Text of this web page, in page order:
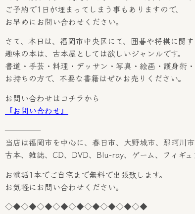
ご予約で1日が埋まってしまう事もありますので、
お早めにお問い合わせください。
さて、本日は、福岡市中央区にて、囲碁や将棋に関
趣味の本は、古本屋としては欲しいジャンルです。
書道・手芸・料理・デッサン・写真・絵画・護身術
お持ちの方で、不要な書籍はぜひお売りください。
お問い合わせはコチラから
『お問い合わせ』
————–
当店は福岡市を中心に、春日市、大野城市、那珂川
古本、雑誌、CD、DVD、Blu-ray、ゲーム、フィギ
お電話1本でご自宅まで無料で出張致します。
お気軽にお問い合わせください。
◇◆◇◆◇◆◇◆◇◆◇◆◇◆◇◆◇◆